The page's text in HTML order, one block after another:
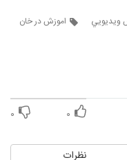
ويديويي اموزش در خان
۰ ۰
نظرات